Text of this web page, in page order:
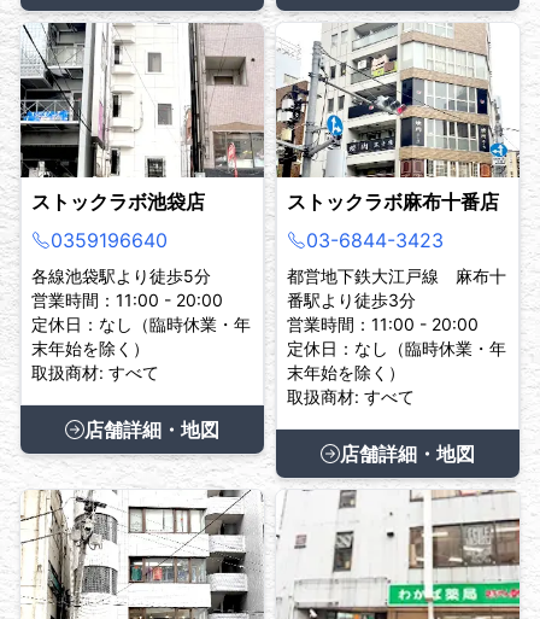
ストックラボ池袋店
0359196640
各線池袋駅より徒歩5分
営業時間：11:00 - 20:00
定休日：なし（臨時休業・年
末年始を除く）
取扱商材: すべて
店舗詳細・地図
ストックラボ麻布十番店
03-6844-3423
都営地下鉄大江戸線 麻布十
番駅より徒歩3分
営業時間：11:00 - 20:00
定休日：なし（臨時休業・年
末年始を除く）
取扱商材: すべて
店舗詳細・地図